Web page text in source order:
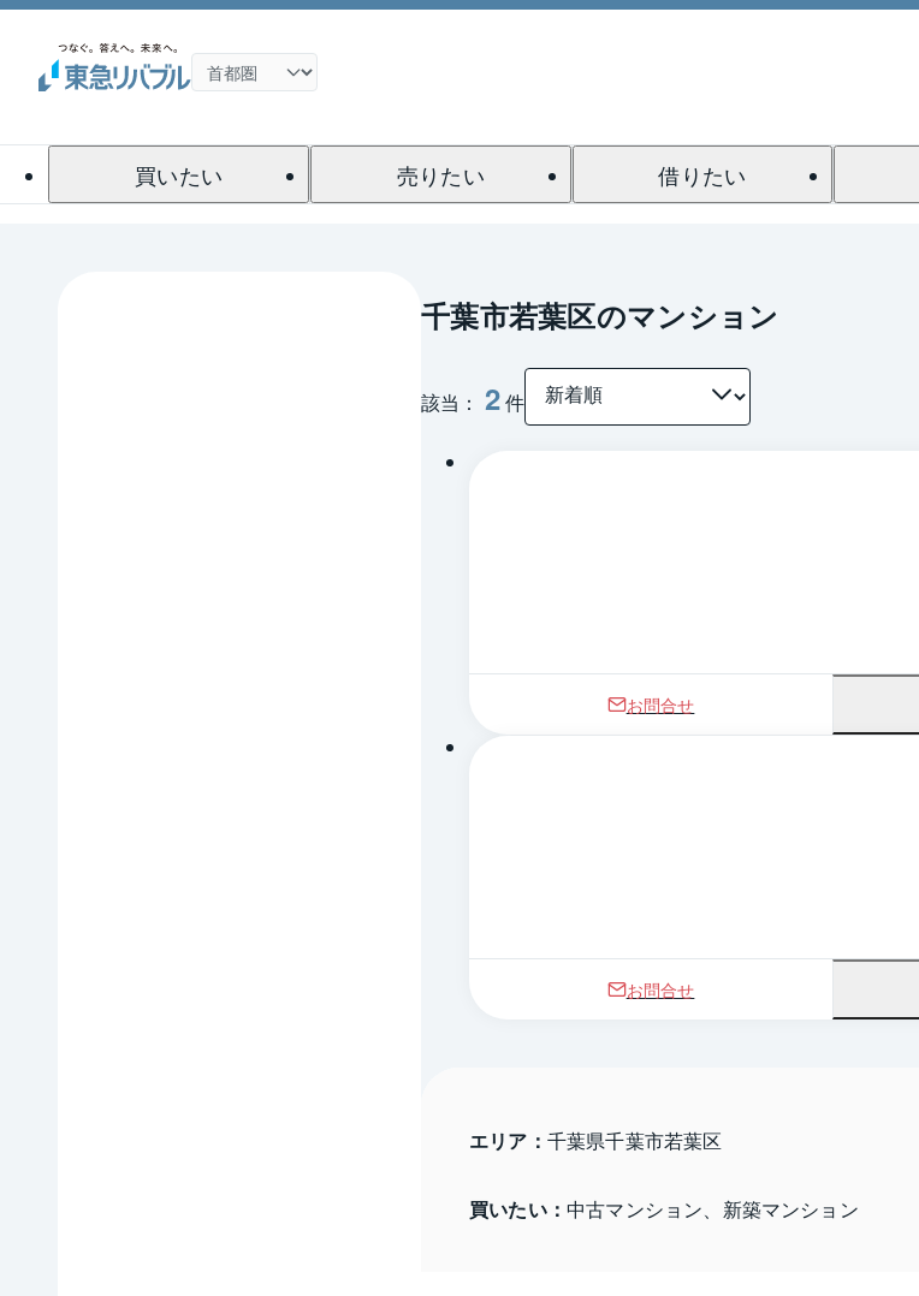
買いたい 売りたい 借りたい
千葉市若葉区のマンション
該当： 2件
1 / 0
お問合せ
お問合せ
エリア： 千葉県千葉市若葉区
買いたい： 中古マンション、新築マンション